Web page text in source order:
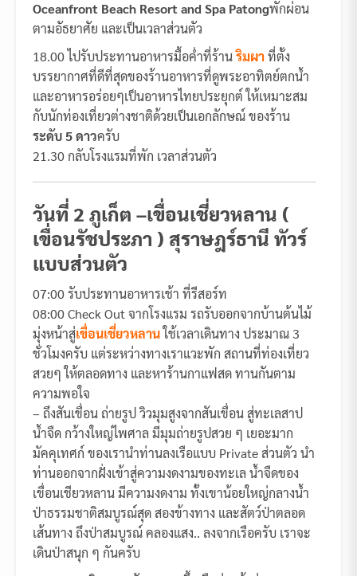
Oceanfront Beach Resort and Spa Patongพักผ่อน
ตามอัธยาศัย และเป็นเวลาส่วนตัว
18.00 ไปรับประทานอาหารมื้อค่ำที่ร้านริมผาที่ตั้ง
บรรยากาศที่ดีที่สุดของร้านอาหารที่ดูพระอาทิตย์ตกน้ำ
และอาหารอร่อยๆเป็นอาหารไทยประยุกต์ ให้เหมาะสม
กับนักท่องเที่ยวต่างชาติด้วยเป็นเอกลักษณ์ ของร้าน
ระดับ 5 ดาวครับ
21.30 กลับโรงแรมที่พัก เวลาส่วนตัว
วันที่ 2 ภูเก็ต –เขื่อนเชี่ยวหลาน (
เขื่อนรัชประภา ) สุราษฎร์ธานี ทัวร์
แบบส่วนตัว
07:00 รับประทานอาหารเช้า ที่รีสอร์ท
08:00 Check Out จากโรงแรม รถรับออกจากบ้านต้นไม้
มุ่งหน้าสู่เขื่อนเชี่ยวหลานใช้เวลาเดินทาง ประมาณ 3
ชั่วโมงครับ แต่ระหว่างทางเราแวะพัก สถานที่ท่องเที่ยว
สวยๆ ให้ตลอดทาง และหาร้านกาแฟสด ทานกันตาม
ความพอใจ
– ถึงสันเขื่อน ถ่ายรูป วิวมุมสูงจากสันเขื่อน สู่ทะเลสาป
น้ำจืด กว้างใหญ่ไพศาล มีมุมถ่ายรูปสวย ๆ เยอะมาก
มัคคุเทศก์ ของเรานำท่านลงเรือแบบ Private ส่วนตัว นำ
ท่านออกจากฝั่งเข้าสู่ความงดงามของทะเล น้ำจืดของ
เขื่อนเชียวหลาน มีความงดงาม ทั้งเขาน้อยใหญ่กลางน้ำ
ป่าธรรมชาติสมบูรณ์สุด สองข้างทาง และสัตว์ป่าตลอด
เส้นทาง ถึงป่าสมบูรณ์ คลองแสง.. ลงจากเรือครับ เราจะ
เดินป่าสนุก ๆ กันครับ